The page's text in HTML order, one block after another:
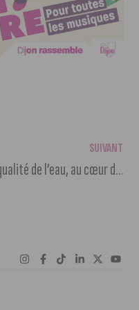
SUIVANT
La qualité de l’eau, au cœur des enjeux de Dijon Métropole